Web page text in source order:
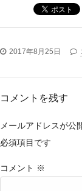
2017年8月25日
コメントを残す
メールアドレスが公
必須項目です
コメント ※